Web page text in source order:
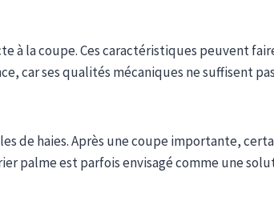
à la coupe. Ces caractéristiques peuvent
car ses qualités mécaniques ne suffisent
de haies. Après une coupe importante,
palme est parfois envisagé comme une